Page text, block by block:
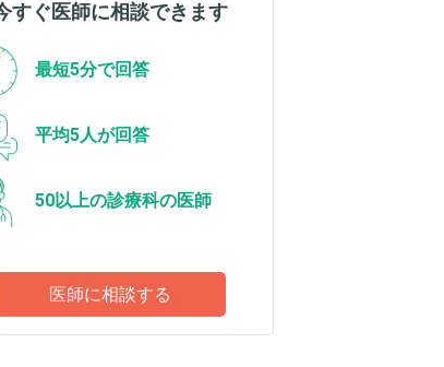
すぐ医師に相談できます
最短5分で回答
平均5人が回答
50以上の診療科の医師
医師に相談する